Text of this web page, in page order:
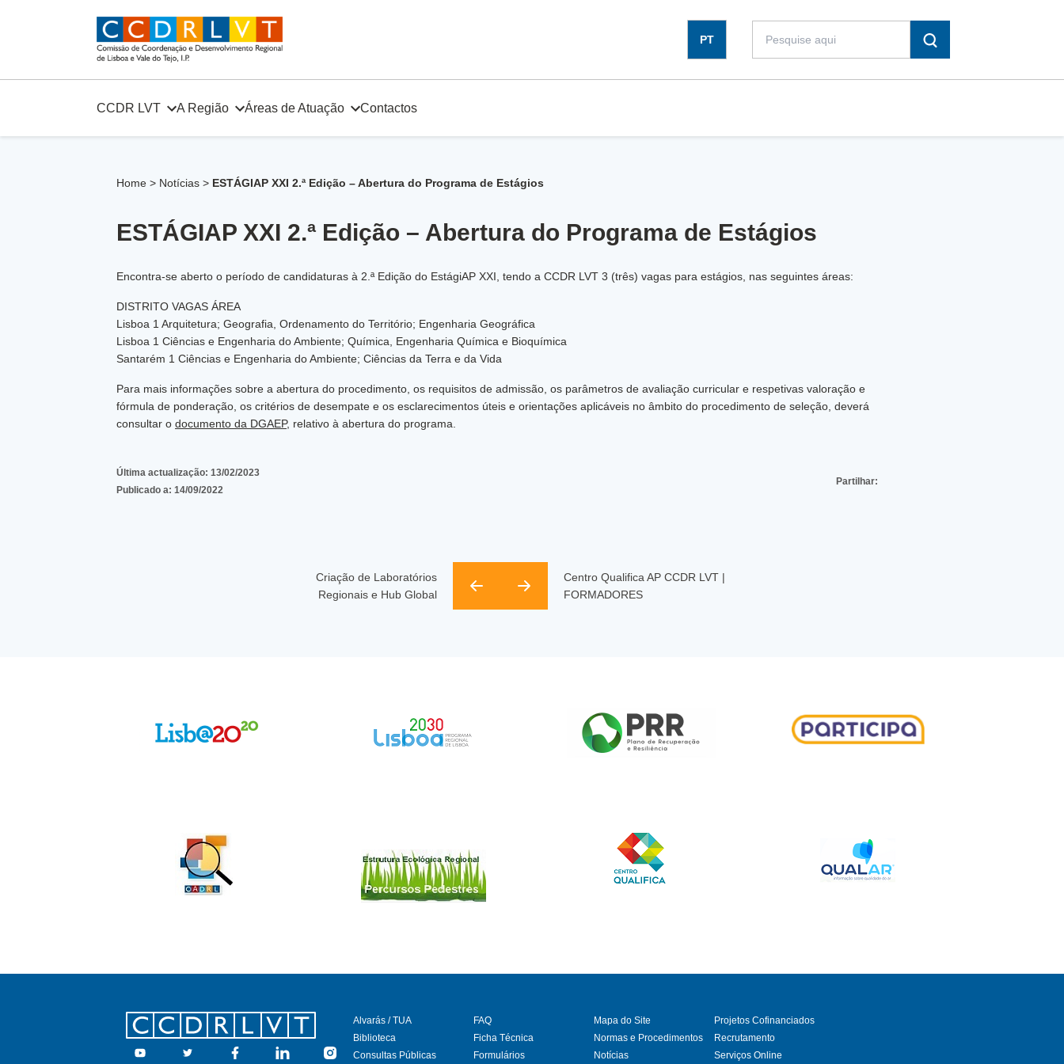
PT
CCDR LVT A Região Áreas de Atuação Contactos
Home > Notícias > ESTÁGIAP XXI 2.ª Edição – Abertura do Programa de Estágios
ESTÁGIAP XXI 2.ª Edição – Abertura do Programa de Estágios
Encontra-se aberto o período de candidaturas à 2.ª Edição do EstágiAP XXI, tendo a CCDR LVT 3 (três) vagas para estágios, nas seguintes áreas:
DISTRITO VAGAS ÁREA
Lisboa 1 Arquitetura; Geografia, Ordenamento do Território; Engenharia Geográfica
Lisboa 1 Ciências e Engenharia do Ambiente; Química, Engenharia Química e Bioquímica
Santarém 1 Ciências e Engenharia do Ambiente; Ciências da Terra e da Vida
Para mais informações sobre a abertura do procedimento, os requisitos de admissão, os parâmetros de avaliação curricular e respetivas valoração e
fórmula de ponderação, os critérios de desempate e os esclarecimentos úteis e orientações aplicáveis no âmbito do procedimento de seleção, deverá
consultar o documento da DGAEP, relativo à abertura do programa.
Última actualização: 13/02/2023
Publicado a: 14/09/2022
Partilhar:
Criação de Laboratórios
Regionais e Hub Global
Centro Qualifica AP CCDR LVT |
FORMADORES
Footer
Youtube Twitter Facebook Linkedin Instagram
Alvarás / TUA
Biblioteca
Consultas Públicas
FAQ
Ficha Técnica
Formulários
Mapa do Site
Normas e Procedimentos
Notícias
Projetos Cofinanciados
Recrutamento
Serviços Online